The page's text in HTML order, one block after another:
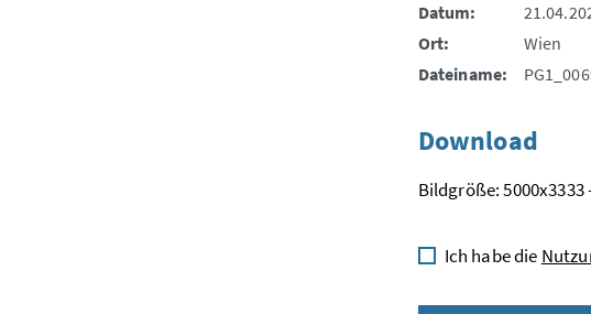
Datum:
Ort:
Wien
Dateiname:
Download
Bildgröße: 5000x3333
Ich habe die